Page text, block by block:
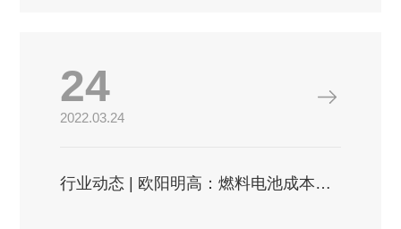
24
2022.03.24
行业动态 | 欧阳明高：燃料电池成本将大...